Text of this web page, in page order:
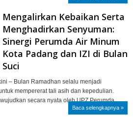
Mengalirkan Kebaikan Serta
Menghadirkan Senyuman:
Sinergi Perumda Air Minum
Kota Padang dan IZI di Bulan
Suci ‎
– Bulan Ramadhan selalu menjadi
mempererat tali asih dan kepedulian.
secara nyata oleh UPZ Perumda…
Baca selengkapnya »